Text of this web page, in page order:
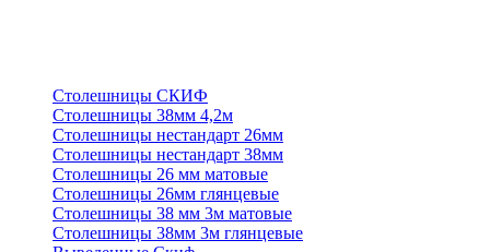
Столешницы СКИФ
Столешницы 38мм 4,2м
Столешницы нестандарт 26мм
Столешницы нестандарт 38мм
Столешницы 26 мм матовые
Столешницы 26мм глянцевые
Столешницы 38 мм 3м матовые
Столешницы 38мм 3м глянцевые